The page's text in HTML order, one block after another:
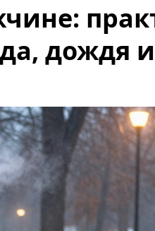
дождя и